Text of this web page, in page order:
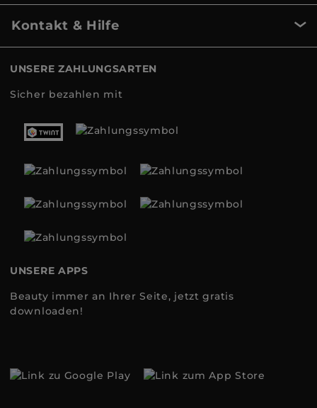
Kontakt & Hilfe
UNSERE ZAHLUNGSARTEN
Sicher bezahlen mit
UNSERE APPS
Beauty immer an Ihrer Seite, jetzt gratis
downloaden!